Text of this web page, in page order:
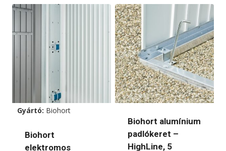
variációja
változatok
termékoldalon
választhatók
ki
van.
A
a
ki
Gyártó: Biohort
Biohort
elektromos
Biohort alumínium
padlókeret –
HighLine, 5